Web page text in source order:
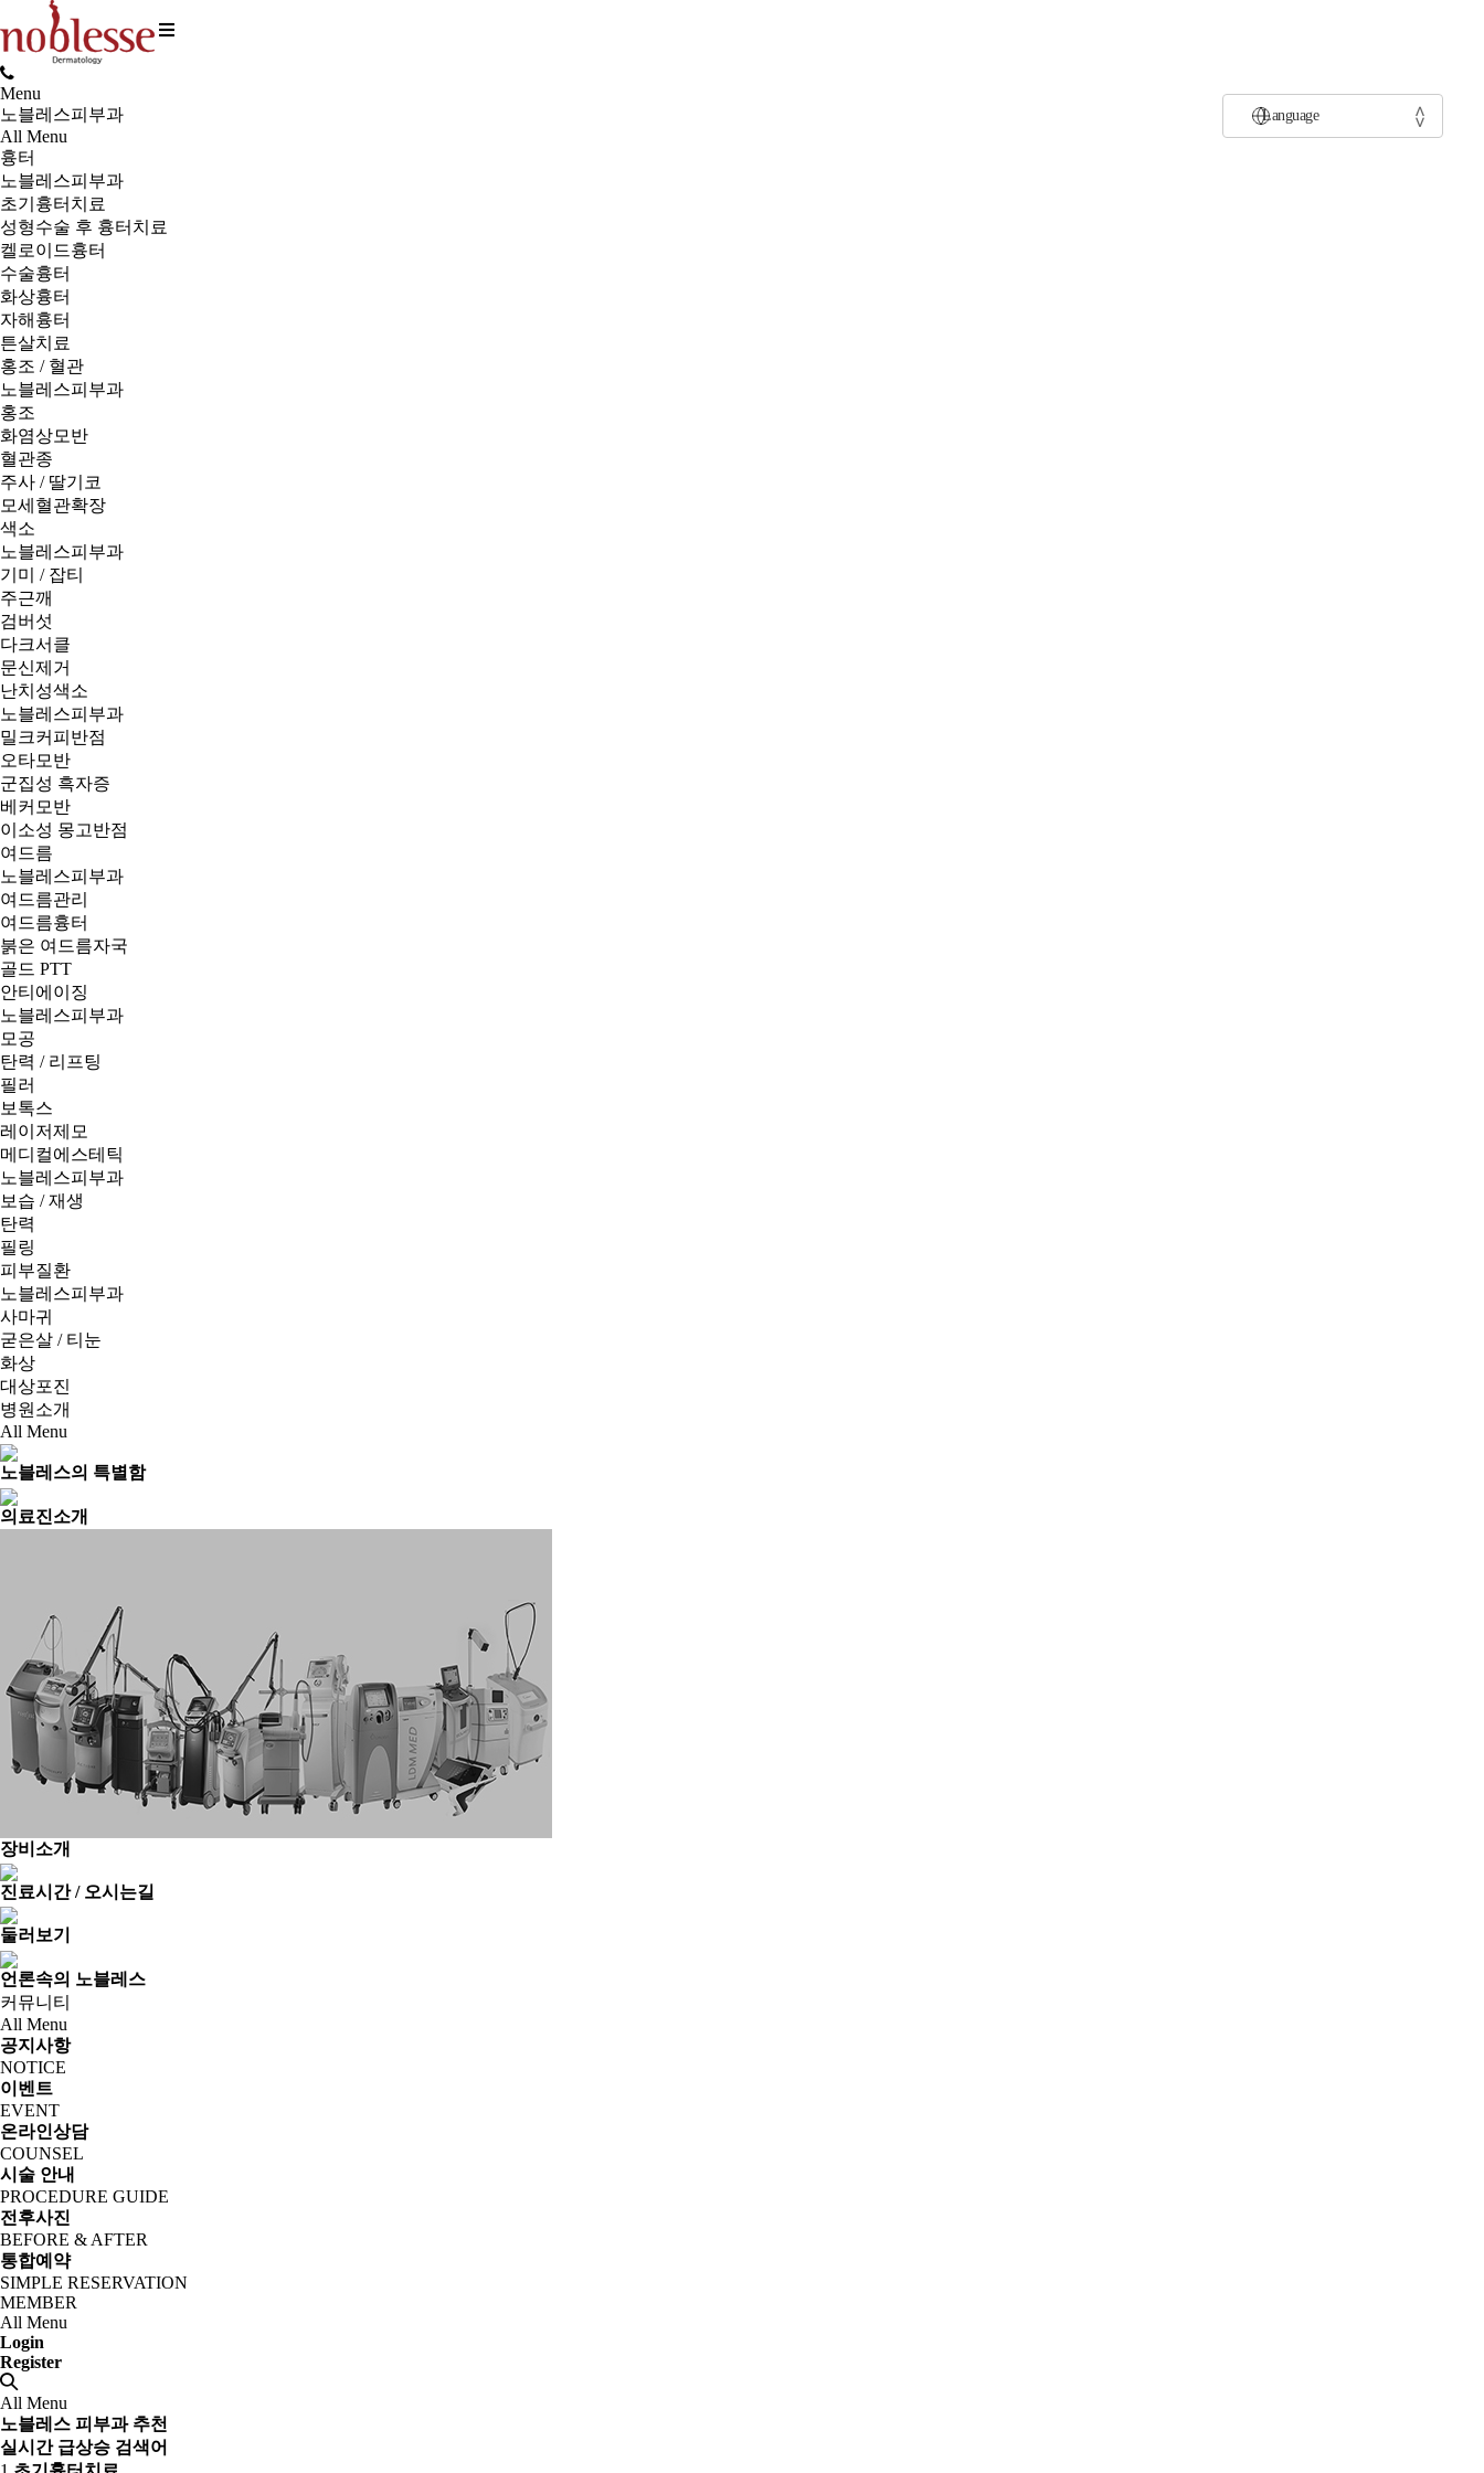
Menu
노블레스피부과
All Menu
흉터
노블레스피부과
초기흉터치료
성형수술 후 흉터치료
켈로이드흉터
수술흉터
화상흉터
자해흉터
튼살치료
홍조 / 혈관
노블레스피부과
홍조
화염상모반
혈관종
주사 / 딸기코
모세혈관확장
색소
노블레스피부과
기미 / 잡티
주근깨
검버섯
다크서클
문신제거
난치성색소
노블레스피부과
밀크커피반점
오타모반
군집성 흑자증
베커모반
이소성 몽고반점
여드름
노블레스피부과
여드름관리
여드름흉터
붉은 여드름자국
골드 PTT
안티에이징
노블레스피부과
모공
탄력 / 리프팅
필러
보톡스
레이저제모
메디컬에스테틱
노블레스피부과
보습 / 재생
탄력
필링
피부질환
노블레스피부과
사마귀
굳은살 / 티눈
화상
대상포진
병원소개
All Menu
노블레스의 특별함
의료진소개
장비소개
진료시간 / 오시는길
둘러보기
언론속의 노블레스
커뮤니티
All Menu
공지사항
NOTICE
이벤트
EVENT
온라인상담
COUNSEL
시술 안내
PROCEDURE GUIDE
전후사진
BEFORE & AFTER
통합예약
SIMPLE RESERVATION
MEMBER
All Menu
Login
Register
All Menu
노블레스 피부과 추천
실시간 급상승 검색어